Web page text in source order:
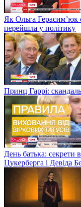
Як Ольга Герасим’юк
перейшла у політику
Принц Гаррі:
День батька: секрети
Цукерберга і Девіда